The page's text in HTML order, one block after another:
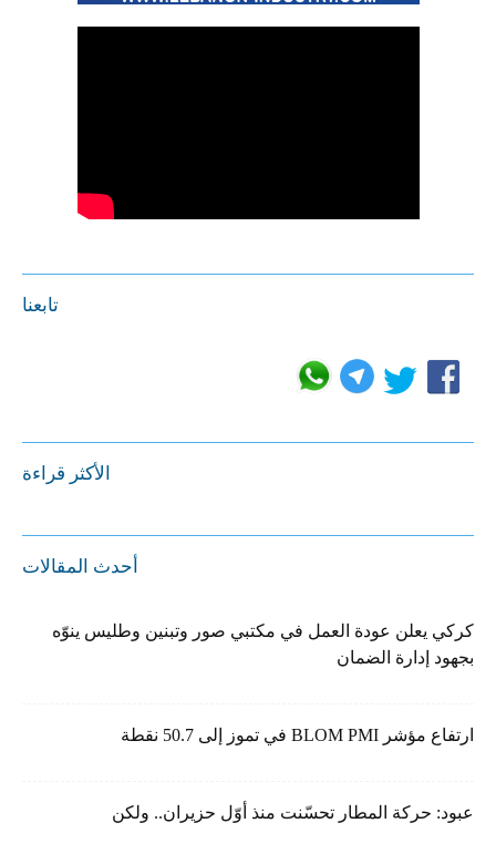
تابعنا
الأكثر قراءة
أحدث المقالات
كركي يعلن عودة العمل في مكتبي صور وتبنين وطليس ينوّه
بجهود إدارة الضمان
ارتفاع مؤشر BLOM PMI في تموز إلى 50.7 نقطة
عبود: حركة المطار تحسّنت منذ أوّل حزيران.. ولكن